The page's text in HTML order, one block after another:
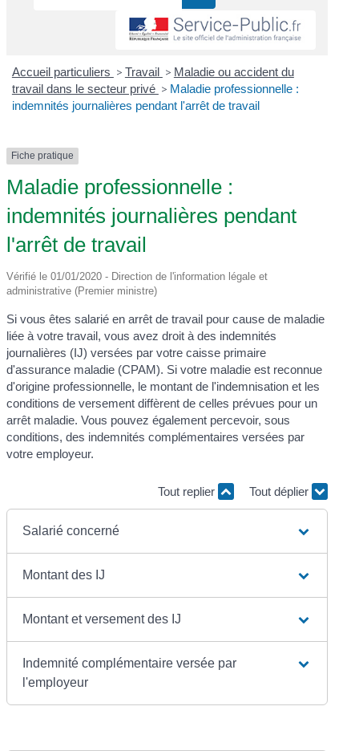
Accueil particuliers > Travail > Maladie ou accident du
travail dans le secteur privé > Maladie professionnelle :
indemnités journalières pendant l'arrêt de travail
Fiche pratique
Maladie professionnelle :
indemnités journalières pendant
l'arrêt de travail
Vérifié le 01/01/2020 - Direction de l'information légale et
administrative (Premier ministre)
Si vous êtes salarié en arrêt de travail pour cause de maladie
liée à votre travail, vous avez droit à des indemnités
journalières (IJ) versées par votre caisse primaire
d'assurance maladie (CPAM). Si votre maladie est reconnue
d'origine professionnelle, le montant de l'indemnisation et les
conditions de versement diffèrent de celles prévues pour un
arrêt maladie. Vous pouvez également percevoir, sous
conditions, des indemnités complémentaires versées par
votre employeur.
Tout replier Tout déplier
Salarié concerné
Montant des IJ
Montant et versement des IJ
Indemnité complémentaire versée par
l'employeur